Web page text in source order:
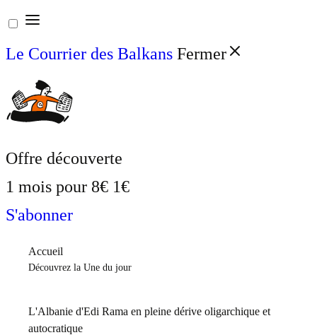
Aller
au
contenu
Le Courrier des Balkans Fermer
Offre découverte
1 mois pour 8€ 1€
S'abonner
Accueil
Découvrez la Une du jour
L'Albanie d'Edi Rama en pleine dérive oligarchique et
autocratique